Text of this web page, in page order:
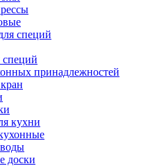
специй
принадлежностей
кухни
доски